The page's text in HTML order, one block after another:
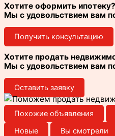
Хотите оформить ипотеку?
Мы с удовольствием вам
Получить консультацию
Хотите продать
Мы с удовольствием вам
Оставить заявку
Похожие объявления
Новые
Вы смотрели